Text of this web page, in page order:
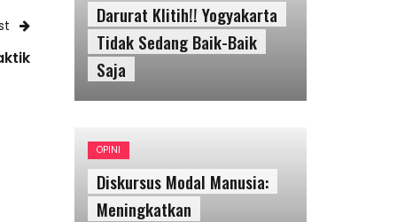
Darurat Klitih!! Yogyakarta
Tidak Sedang Baik-Baik
Saja
OPINI
Diskursus Modal Manusia:
Meningkatkan